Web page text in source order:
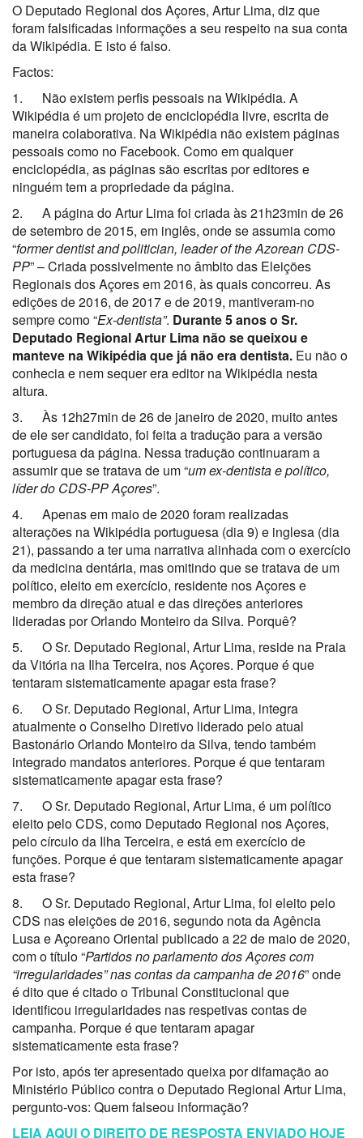
O Deputado Regional dos Açores, Artur Lima, diz que
foram falsificadas informações a seu respeito na sua conta
da Wikipédia. E isto é falso.
Factos:
1. Não existem perfis pessoais na Wikipédia. A
Wikipédia é um projeto de enciclopédia livre, escrita de
maneira colaborativa. Na Wikipédia não existem páginas
pessoais como no Facebook. Como em qualquer
enciclopédia, as páginas são escritas por editores e
ninguém tem a propriedade da página.
2. A página do Artur Lima foi criada às 21h23min de 26
de setembro de 2015, em inglês, onde se assumia como
“former dentist and politician, leader of the Azorean CDS-
PP” – Criada possivelmente no âmbito das Eleições
Regionais dos Açores em 2016, às quais concorreu. As
edições de 2016, de 2017 e de 2019, mantiveram-no
sempre como “Ex-dentista”. Durante 5 anos o Sr.
Deputado Regional Artur Lima não se queixou e
manteve na Wikipédia que já não era dentista. Eu não o
conhecia e nem sequer era editor na Wikipédia nesta
altura.
3. Às 12h27min de 26 de janeiro de 2020‎, muito antes
de ele ser candidato, foi feita a tradução para a versão
portuguesa da página. Nessa tradução continuaram a
assumir que se tratava de um “um ex-dentista e político,
líder do CDS-PP Açores”.
4. Apenas em maio de 2020 foram realizadas
alterações na Wikipédia portuguesa (dia 9) e inglesa (dia
21), passando a ter uma narrativa alinhada com o exercício
da medicina dentária, mas omitindo que se tratava de um
político, eleito em exercício, residente nos Açores e
membro da direção atual e das direções anteriores
lideradas por Orlando Monteiro da Silva. Porquê?
5. O Sr. Deputado Regional, Artur Lima, reside na Praia
da Vitória na Ilha Terceira, nos Açores. Porque é que
tentaram sistematicamente apagar esta frase?
6. O Sr. Deputado Regional, Artur Lima, integra
atualmente o Conselho Diretivo liderado pelo atual
Bastonário Orlando Monteiro da Silva, tendo também
integrado mandatos anteriores. Porque é que tentaram
sistematicamente apagar esta frase?
7. O Sr. Deputado Regional, Artur Lima, é um político
eleito pelo CDS, como Deputado Regional nos Açores,
pelo círculo da Ilha Terceira, e está em exercício de
funções. Porque é que tentaram sistematicamente apagar
esta frase?
8. O Sr. Deputado Regional, Artur Lima, foi eleito pelo
CDS nas eleições de 2016, segundo nota da Agência
Lusa e Açoreano Oriental publicado a 22 de maio de 2020,
com o título “Partidos no parlamento dos Açores com
“irregularidades” nas contas da campanha de 2016” onde
é dito que é citado o Tribunal Constitucional que
identificou irregularidades nas respetivas contas de
campanha. Porque é que tentaram apagar
sistematicamente esta frase?
Por isto, após ter apresentado queixa por difamação ao
Ministério Público contra o Deputado Regional Artur Lima,
pergunto-vos: Quem falseou informação?
LEIA AQUI O DIREITO DE RESPOSTA ENVIADO HOJE